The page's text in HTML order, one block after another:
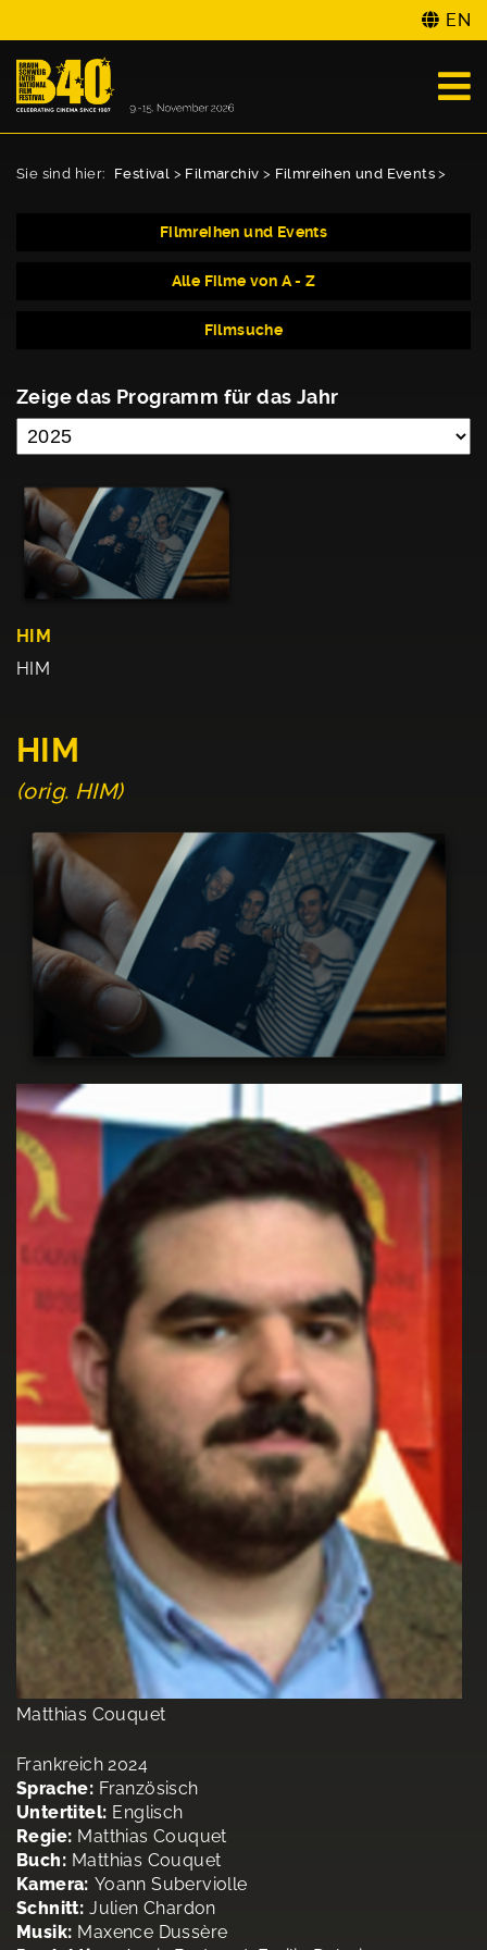
EN
Sie sind hier: Festival > Filmarchiv > Filmreihen und Events >
Filmreihen und Events
Alle Filme von A - Z
Filmsuche
Zeige das Programm für das Jahr
HIM
HIM
HIM
(orig. HIM)
Matthias Couquet
Frankreich 2024
Sprache: Französisch
Untertitel: Englisch
Regie: Matthias Couquet
Buch: Matthias Couquet
Kamera: Yoann Suberviolle
Schnitt: Julien Chardon
Musik: Maxence Dussère